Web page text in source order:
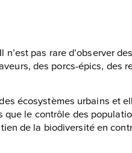
pas rare d’observer
des porcs-épics, des
écosystèmes urbains et
le contrôle des
de la biodiversité en